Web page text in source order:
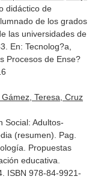
didáctico de
de los grados
las universidades de
En: Tecnolog?a,
Procesos de Ense?
Teresa, Cruz
Social: Adultos-
(resumen). Pag.
Propuestas
educativa
ISBN 978-84-9921-